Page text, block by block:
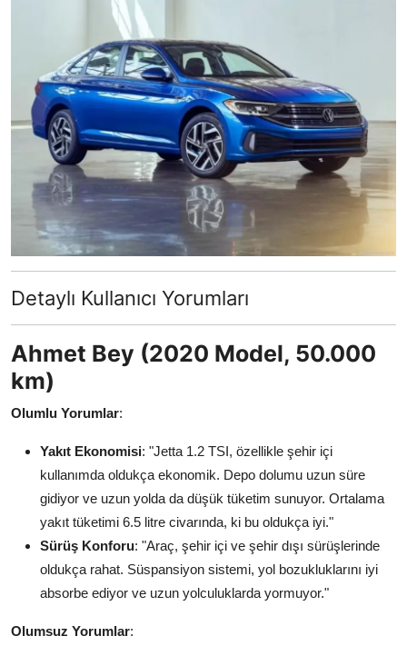
Detaylı Kullanıcı Yorumları
Ahmet Bey (2020 Model, 50.000
km)
Olumlu Yorumlar:
Yakıt Ekonomisi: "Jetta 1.2 TSI, özellikle şehir içi
kullanımda oldukça ekonomik. Depo dolumu uzun süre
gidiyor ve uzun yolda da düşük tüketim sunuyor. Ortalama
yakıt tüketimi 6.5 litre civarında, ki bu oldukça iyi."
Sürüş Konforu: "Araç, şehir içi ve şehir dışı sürüşlerinde
oldukça rahat. Süspansiyon sistemi, yol bozukluklarını iyi
absorbe ediyor ve uzun yolculuklarda yormuyor."
Olumsuz Yorumlar: